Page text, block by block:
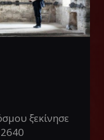
ξεκίνησε